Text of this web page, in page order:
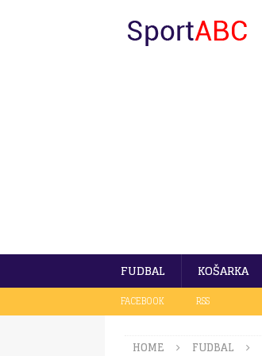
FUDBAL KOŠARKA
FACEBOOK RSS
HOME FUDBAL